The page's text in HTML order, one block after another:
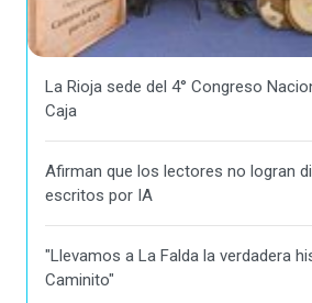
La Rioja sede del 4° Congreso
Caja
Afirman que los lectores no logran
escritos por IA
"Llevamos a La Falda la verdadera
Caminito"